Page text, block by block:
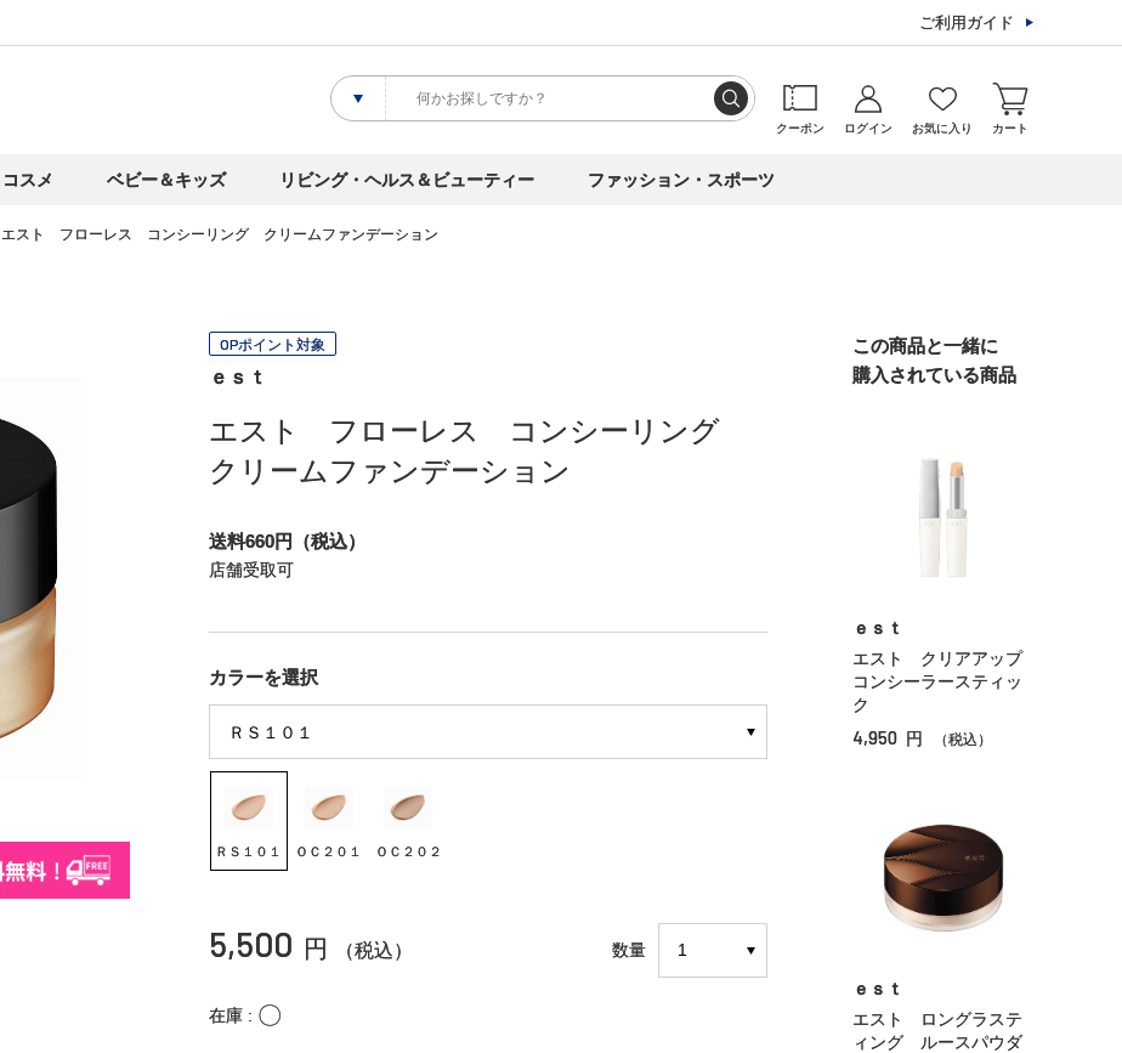
ご利用ガイド
クーポン ログイン お気に入り カート
コスメ ベビー＆キッズ リビング・ヘルス＆ビューティー ファッション・スポーツ
エスト フローレス コンシーリング クリームファンデーション
OPポイント対象
ｅｓｔ
エスト フローレス コンシーリング
クリームファンデーション
送料660円（税込）
店舗受取可
カラーを選択
ＲＳ１０１ ＯＣ２０１ ＯＣ２０２
5,500 円 （税込） 数量
在庫 〇
この商品と一緒に
購入されている商品
ｅｓｔ
エスト クリアアップ
コンシーラースティッ
ク
4,950 円 （税込）
ｅｓｔ
エスト ロングラステ
ィング ルースパウダ